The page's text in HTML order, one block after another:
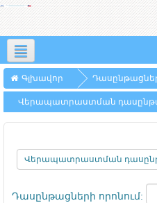
Հայերեն ‎(hy)‎
Գլխավոր
Վերապատրաստման
համար
Դասընթացների որոնում: